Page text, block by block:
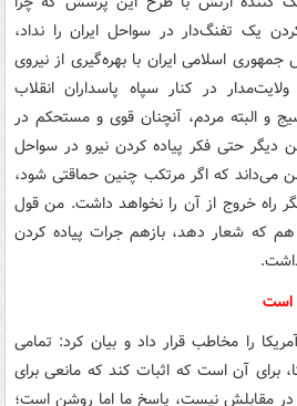
یک تفنگ‌دار در سواحل ایران را نداد،
اسلامی ایران با بهره‌گیری از نیروی
در کنار سپاه پاسداران انقلاب
و البته مردم، آنچنان قوی و مستحکم در
حتی فکر پیاده کردن نیرو در سواحل
می‌داند که اگر مرتکب چنین حماقتی شود،
راه خروج از آن را نخواهد داشت. من قول
که شعار دهد، بازهم جرات پیاده کردن
است
را مخاطب قرار داد و بیان کرد: تمامی
برای آن است که اثبات کند که مانعی برای
مقابلش نیست، پاسخ ما اما روشن است؛